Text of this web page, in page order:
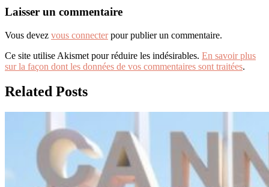
Laisser un commentaire
Vous devez vous connecterpour publier un commentaire.
Ce site utilise Akismet pour réduire les indésirables. En savoir plus
sur la façon dont les données de vos commentaires sont traitées.
Related Posts